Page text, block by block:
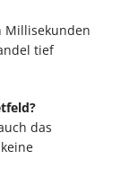
Millisekunden
tief
das